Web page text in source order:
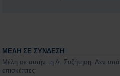
ΜΈΛΗ ΣΕ ΣΎΝΔΕΣΗ
Μέλη σε αυτήν τη Δ. Συζήτηση: Δεν
επισκέπτες